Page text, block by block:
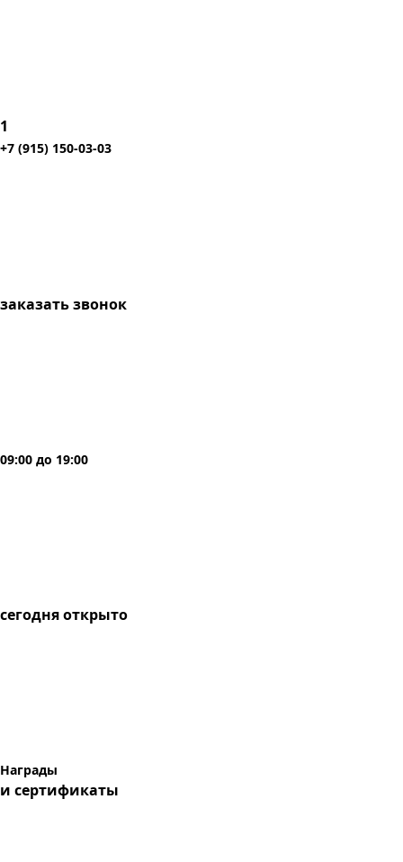
1
+7 (915) 150-03-03
заказать звонок
09:00 до 19:00
сегодняоткрыто
Награды
и сертификаты